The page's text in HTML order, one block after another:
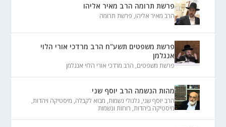
פרשת תרומה הרב מאיר אליהו
הרב מאיר אליהו, פרשת תרומה
פרשת משפטים תשע"ח הרב מרדכי אורי הלוי
אנגלמן
פרשת משפטים, הרב מרדכי אורי הלוי אנגלמן
מהות הנשמה הרב יוסף שני
הרב יוסף שני, גלגולי נשמות, מבוא לקבלה, מיסטיקה ויהדות,
מיסטיקה ביהדות, רוחות ונשמות